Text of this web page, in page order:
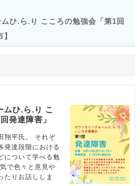
ひ.ら.り こころの勉強会「第1回